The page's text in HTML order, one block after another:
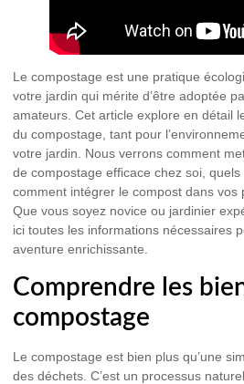
Le compostage est une pratique
votre jardin qui mérite d’être adoptée
amateurs. Cet article explore en détail
du compostage, tant pour
votre jardin. Nous verrons comment
de compostage efficace chez soi,
comment intégrer le compost dans vos
Que vous soyez novice ou jardinier
ici toutes les informations nécessaires
aventure enrichissante.
Comprendre les
compostage
Le compostage est bien plus qu’une
des déchets. C’est un processus